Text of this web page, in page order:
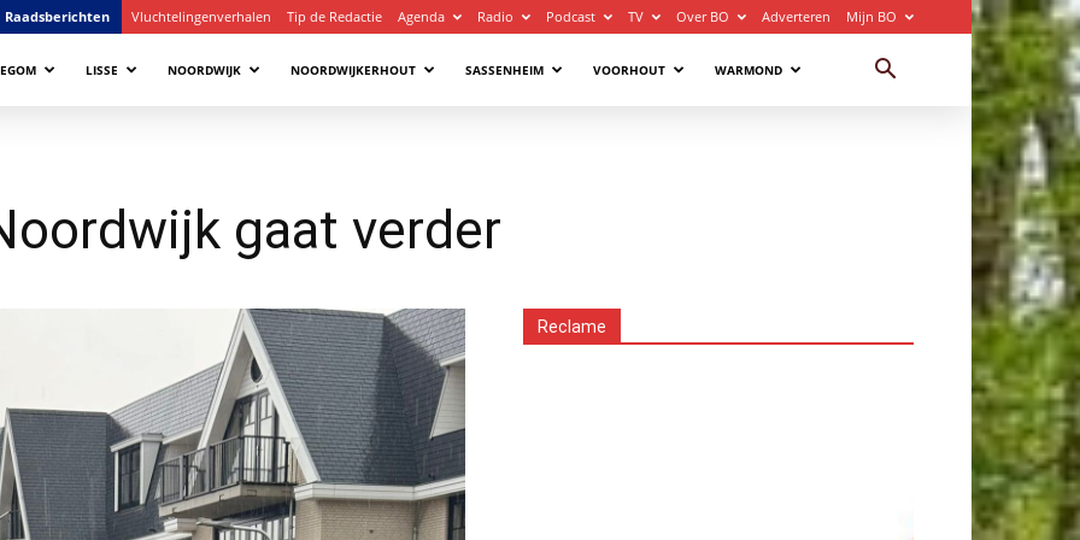
Raadsberichten Vluchtelingenverhalen Tip de Redactie Agenda Radio Podcast TV Over BO Adverteren Mijn BO
LISSE NOORDWIJK NOORDWIJKERHOUT SASSENHEIM VOORHOUT WARMOND
gaat verder
Reclame